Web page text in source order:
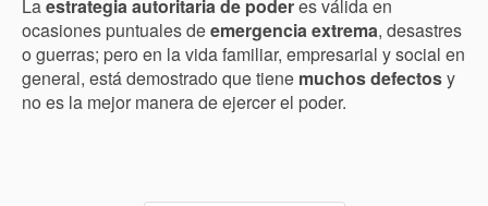
Laestrategia autoritaria de poderes válida en
ocasiones puntuales deemergencia extrema, desastres
o guerras; pero en la vida familiar, empresarial y social en
general, está demostrado que tiene muchos defectosy
no es la mejor manera de ejercer el poder.